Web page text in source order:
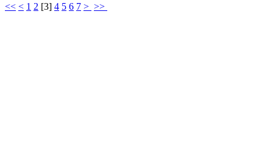
<< < 1 2 [3] 4 5 6 7 > >>